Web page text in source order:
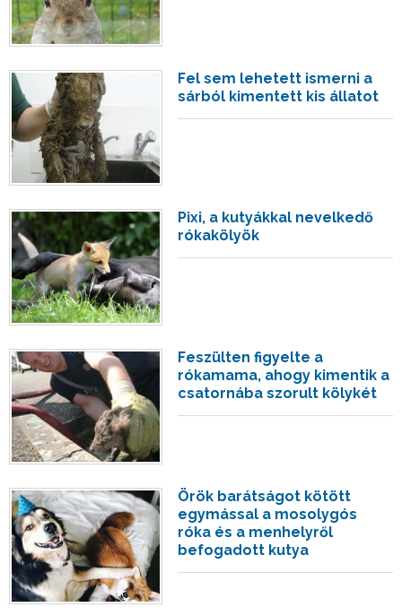
Fel sem lehetett ismerni a
sárból kimentett kis állatot
Pixi, a kutyákkal nevelkedő
rókakölyök
Feszülten figyelte a
rókamama, ahogy kimentik a
csatornába szorult kölykét
Örök barátságot kötött
egymással a mosolygós
róka és a menhelyről
befogadott kutya